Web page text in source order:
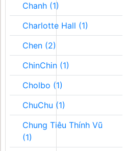
Chanh (1)
Charlotte Hall (1)
Chen (2)
ChinChin (1)
Cholbo (1)
ChuChu (1)
Chung Tiêu Thính Vũ
(1)